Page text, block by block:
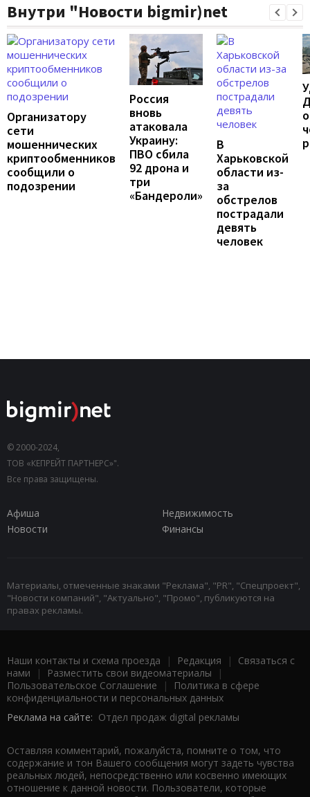
Внутри "Новости bigmir)net
Организатору
сети
мошеннических
криптообменников
сообщили о
подозрении
Россия
вновь
атаковала
Украину:
ПВО сбила
92 дрона и
три
«Бандероли»
В
Харьковской
области из-
за
обстрелов
пострадали
девять
человек
© 2000-2024,
ТОВ «КЕПРЕЙТ ПАРТНЕРС»".
Все права защищены.
Афиша
Недвижимость
Новости
Финансы
Материалы, отмеченные знаками "Реклама", "PR", "Спецпроект",
"Новости компаний", "Актуально", "Промо", публикуются на
правах рекламы.
Наши контакты и схема проезда | Редакция | Связаться с
нами | Разместить свои видеоматериалы |
Пользовательское Соглашение |
Политика в сфере
конфиденциальности и персональных данных
Реклама на сайте: Отдел продаж digital рекламы
Оставляя комментарий, пожалуйста, помните о том, что
содержание и тон Вашего сообщения могут задеть чувства
реальных людей, непосредственно или косвенно имеющих
отношение к данной новости. Пользователи, которые